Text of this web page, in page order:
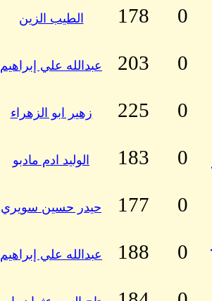
0
178 الطيب الزين
0
203 عبدالله علي إبراهيم
0
225 زهير ابو الزهراء
0
183 الوليد ادم مادبو
0
177 حيدر حسين سويري
0
188 عبدالله علي إبراهيم